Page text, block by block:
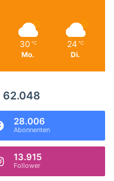
30 ℃
Mo.
24 ℃
Di.
62.048
28.006
Abonnenten
13.915
Follower